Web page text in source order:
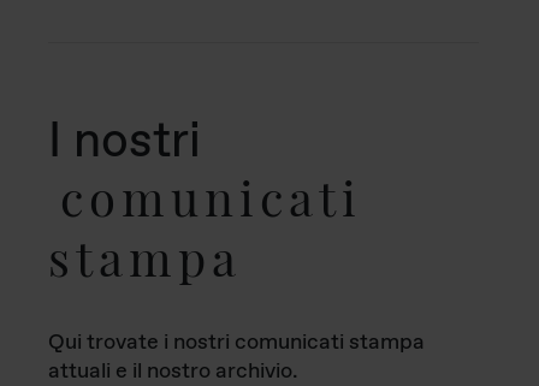
I nostri
comunicati
stampa
Qui trovate i nostri comunicati stampa
attuali e il nostro archivio.